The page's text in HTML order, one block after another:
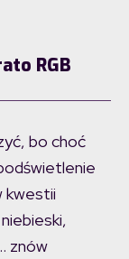
RGB
bo choć
kwestii
znów